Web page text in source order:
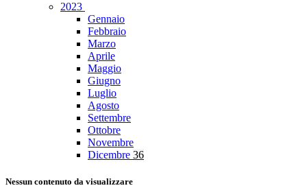
2023
Gennaio
Febbraio
Marzo
Aprile
Maggio
Giugno
Luglio
Agosto
Settembre
Ottobre
Novembre
Dicembre 36
Nessun contenuto da visualizzare